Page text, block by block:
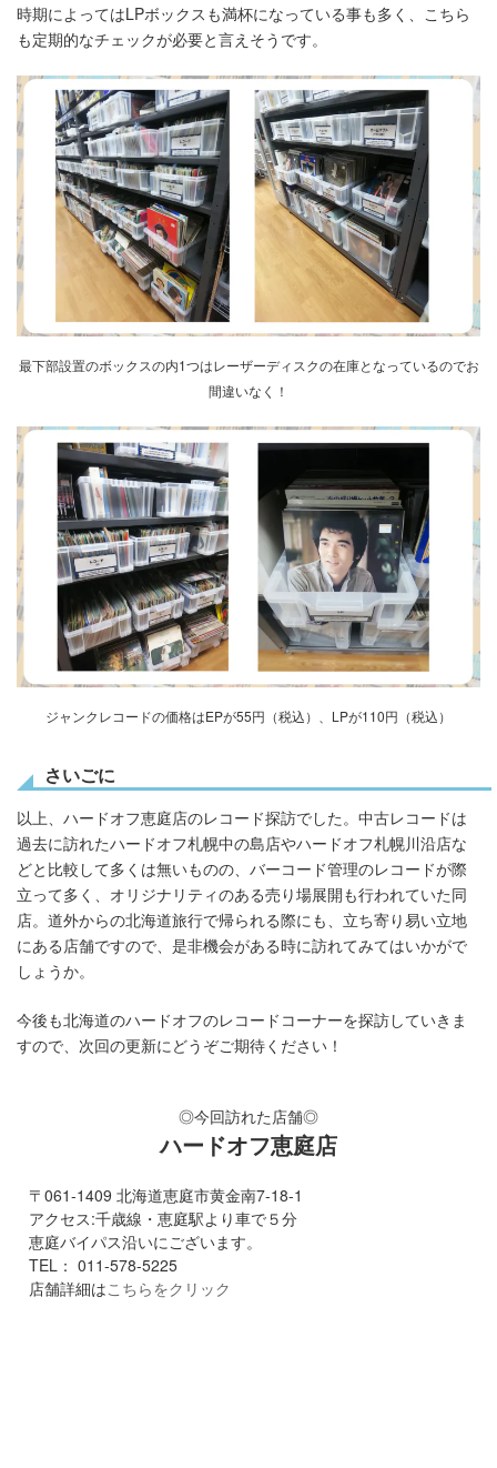
時期によってはLPボックスも満杯になっている事も多く、こちら
も定期的なチェックが必要と言えそうです。
最下部設置のボックスの内1つはレーザーディスクの在庫となっているのでお
間違いなく ！
ジャンクレコードの価格はEPが55円（税込）、LPが110円（税込）
さいごに
以上、ハードオフ恵庭店のレコード探訪でした。中古レコードは
過去に訪れたハードオフ札幌中の島店やハードオフ札幌川沿店な
どと比較して多くは無いものの、バーコード管理のレコードが際
立って多く、オリジナリティのある売り場展開も行われていた同
店。道外からの北海道旅行で帰られる際にも、立ち寄り易い立地
にある店舗ですので、是非機会がある時に訪れてみてはいかがで
しょうか。
今後も北海道のハードオフのレコードコーナーを探訪していきま
すので、次回の更新にどうぞご期待ください！
◎今回訪れた店舗◎
ハードオフ恵庭店
〒061-1409 北海道恵庭市黄金南7-18-1
アクセス:千歳線・恵庭駅より車で５分
恵庭バイパス沿いにございます。
TEL： 011-578-5225
店舗詳細はこちらをクリック